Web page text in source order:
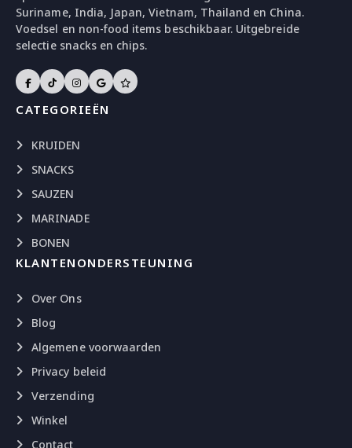
Suriname, India, Japan, Vietnam, Thailand en China.
Voedsel en non-food items beschikbaar. Uitgebreide
selectie snacks en chips.
CATEGORIEËN
KRUIDEN
SNACKS
SAUZEN
MARINADE
BONEN
KLANTENONDERSTEUNING
Over Ons
Blog
Algemene voorwaarden
Privacy beleid
Verzending
Winkel
Contact